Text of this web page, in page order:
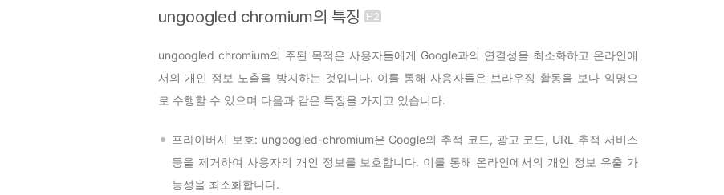
ungoogled chromium의 특징
ungoogled chromium의 주된 목적은 사용자들에게 Google과의 연결성을 최소화하고 온라인에
서의 개인 정보 노출을 방지하는 것입니다. 이를 통해 사용자들은 브라우징 활동을 보다 익명으
로 수행할 수 있으며 다음과 같은 특징을 가지고 있습니다.
프라이버시 보호: ungoogled-chromium은 Google의 추적 코드, 광고 코드, URL 추적 서비스
등을 제거하여 사용자의 개인 정보를 보호합니다. 이를 통해 온라인에서의 개인 정보 유출 가
능성을 최소화합니다.